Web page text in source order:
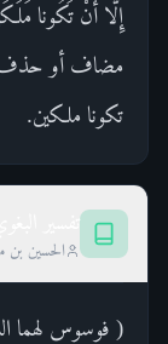
إِلَّا أَنْ تَكُونا
مضاف أو حذف
تكونا ملكين.
الحسين بن
( فوسوس لهما